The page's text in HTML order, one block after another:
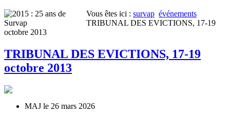
Vous êtes ici : survap événements
TRIBUNAL DES EVICTIONS, 17-19
octobre 2013
TRIBUNAL DES EVICTIONS, 17-19
octobre 2013
MAJ le 26 mars 2026